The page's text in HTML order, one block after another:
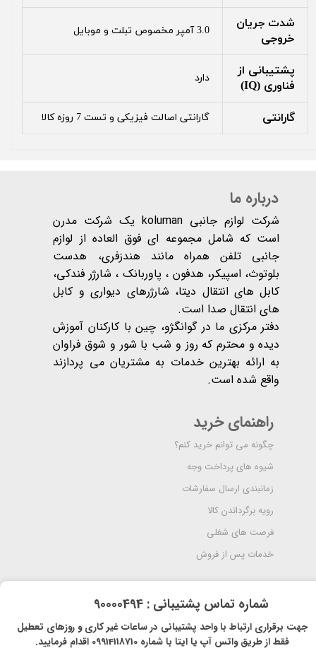
شدت جریان
خروجی
3.0 آمپر مخصوص تبلت و موبایل
پشتیبانی از
فناوری (IQ)
دارد
‌‌‌‌‌‌‌‌‌گارانتی گارانتی اصالت فیزیکی و تست 7 روزه کالا
درباره ما
شرکت لوازم جانبی koluman یک شرکت مدرن
است که شامل مجموعه ای فوق العاده از لوازم
جانبی تلفن همراه مانند هندزفری، هدست
بلوتوث، اسپیکر، هدفون ، پاوربانک ، شارژر فندکی،
کابل های انتقال دیتا، شارژرهای دیواری و کابل
های انتقال صدا است.
دفتر مرکزی ما در گوانگژو، چین با کارکنان آموزش
دیده و محترم که روز و شب با شور و شوق فراوان
به ارائه بهترین خدمات به مشتریان می پردازند
واقع شده است​​​​​​​.
راهنمای خرید
چگونه می توانم خرید کنم؟
شیوه های پرداخت وجه
زمانبندی ارسال سفارشات
رویه برگرداندن کالا
فرصت های شغلی
خدمات پس از فروش
​شماره تماس پشتیبانی : 90000494
​​جهت برقراری ارتباط با واحد پشتیبانی در ساعات غیر کاری و روزهای تعطیل
فقط از طریق واتس آپ یا ایتا با شماره 09914118710 اقدام فرمایید.